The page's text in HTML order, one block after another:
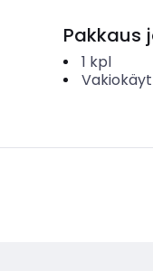
Pakkaus
1 kpl